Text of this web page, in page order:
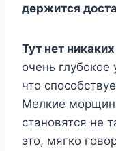
держится
Тут нет
очень
что
Мелкие
становятся не
это, мягко